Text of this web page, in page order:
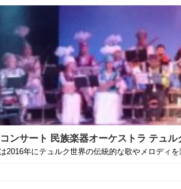
ンサート 民族楽器オーケストラ テュ
2016年にテュルク世界の伝統的な歌やメロディ